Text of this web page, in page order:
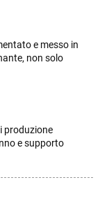
e messo in
non solo
produzione
e supporto